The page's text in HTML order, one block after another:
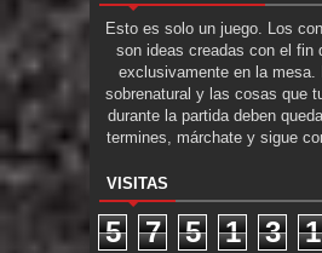
Esto es solo un juego. Los
son ideas creadas con el fin
exclusivamente en la mesa.
sobrenatural y las cosas que
durante la partida deben
termines, márchate y sigue
VISITAS
5 7 5 1 3 1